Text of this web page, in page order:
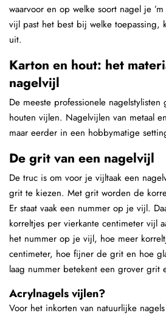
waarvoor en op welke soort nagel je
vijl past het best bij welke toepassing,
uit.
Karton en hout: het
nagelvijl
De meeste professionele
houten vijlen. Nagelvijlen van metaal
maar eerder in een hobbymatige
De grit van een nagelvijl
De truc is om voor je vijltaak een
grit te kiezen. Met grit worden de
Er staat vaak een nummer op je vijl.
korreltjes per vierkante centimeter vijl
het nummer op je vijl, hoe meer
centimeter, hoe fijner de grit en hoe
laag nummer betekent een grover grit
Acrylnagels vijlen?
Voor het inkorten van natuurlijke